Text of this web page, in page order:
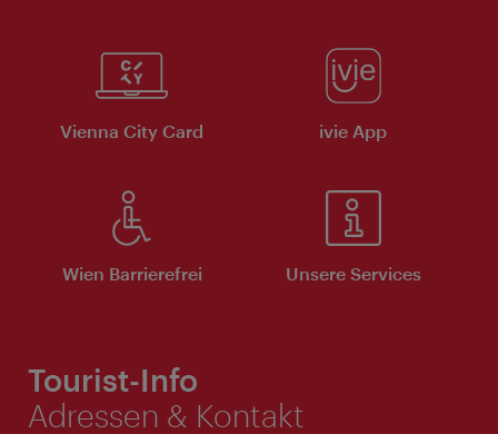
Vienna City Card ivie App
Wien Barrierefrei Unsere Services
Tourist-Info
Adressen & Kontakt